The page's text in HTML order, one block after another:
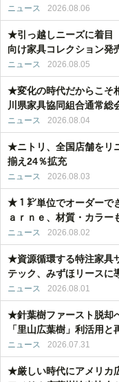
ニュース 2026.08.06
★引っ越しニーズに着
向け家具コレクション発
ニュース 2026.08.05
★変化の時代だからこ
川県家具協同組合通常総
ニュース 2026.08.04
★ニトリ、全国店舗を
揃え24％拡充
ニュース 2026.08.03
★１㌢単位でオーダーで
ａｒｎｅ、材質・カラー
ニュース 2026.08.02
★資源循環する特注家
テック、みずほリースに
ニュース 2026.08.01
★針葉樹ファースト脱却
「里山広葉樹」利活用と
ニュース 2026.07.31
★厳しい時代にアメリカ